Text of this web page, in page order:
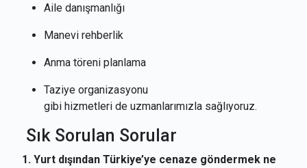
Aile danışmanlığı
Manevi rehberlik
Anma töreni planlama
Taziye organizasyonu
gibi hizmetleri de uzmanlarımızla sağlıyoruz.
Sık Sorulan Sorular
1. Yurt dışından Türkiye’ye cenaze göndermek ne